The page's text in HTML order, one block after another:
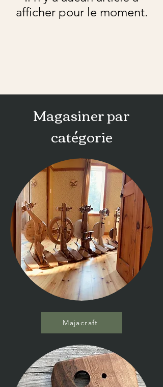
afficher pour le moment.
Magasiner par
catégorie
Majacraft